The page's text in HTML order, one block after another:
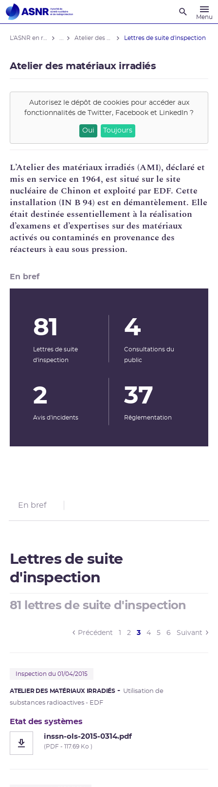
Menu
Lettres de suite d'inspection
Atelier des matériaux irradiés
Autorisez le dépôt de cookies pour accéder aux
fonctionnalités de Twitter, Facebook et LinkedIn ?
Oui Toujours
L’Atelier des matériaux irradiés (AMI), déclaré et
mis en service en 1964, est situé sur le site
nucléaire de Chinon et exploité parEDF. Cette
installation (IN B 94) est endémantèlement. Elle
était destinée essentiellement à la réalisation
d’examens et d’expertises sur des matériaux
activés ou contaminés en provenance des
réacteurs à eau sous pression.
En bref
81
Lettres de suite
d'inspection
4
Consultations du
public
2
Avis d'incidents
37
Rêglementation
En bref
Lettres de suite
d'inspection
81 lettres de suite d'inspection
Précédent 2 3(current)
4 5 6 Suivant
Inspection du 01/04/2015
ATELIER DES MATÉRIAUX IRRADIÉS
Utilisation de
substances radioactives - EDF
Etat des systèmes
inssn-ols-2015-0314.pdf
(PDF - 117.69 Ko )